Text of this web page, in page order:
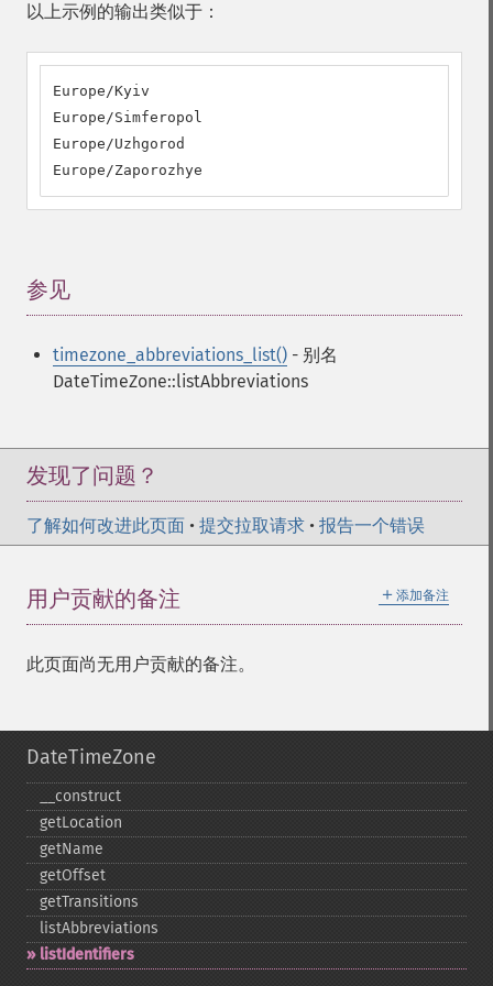
以上示例的输出类似于：
Europe/Kyiv
Europe/Simferopol
Europe/Uzhgorod
Europe/Zaporozhye
参见
timezone_abbreviations_list() - 别名
DateTimeZone::listAbbreviations
发现了问题？
了解如何改进此页面 • 提交拉取请求 • 报告一个错误
＋ 添加备注
用户贡献的备注
此页面尚无用户贡献的备注。
DateTimeZone
_​_​construct
getLocation
getName
getOffset
getTransitions
listAbbreviations
listIdentifiers